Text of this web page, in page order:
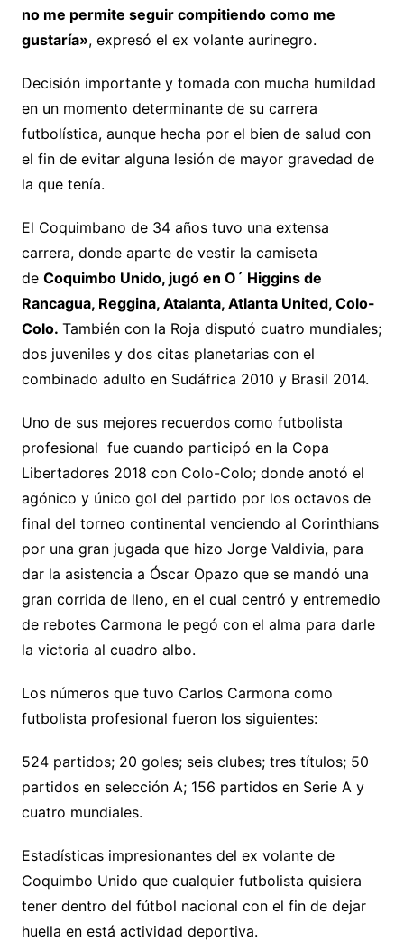
no me permite seguir compitiendo como me
gustaría», expresó el ex volante aurinegro.
Decisión importante y tomada con mucha humildad
en un momento determinante de su carrera
futbolística, aunque hecha por el bien de salud con
el fin de evitar alguna lesión de mayor gravedad de
la que tenía.
El Coquimbano de 34 años tuvo una extensa
carrera, donde aparte de vestir la camiseta
de Coquimbo Unido, jugó en O´ Higgins de
Rancagua, Reggina, Atalanta, Atlanta United, Colo-
Colo. También con la Roja disputó cuatro mundiales;
dos juveniles y dos citas planetarias con el
combinado adulto en Sudáfrica 2010 y Brasil 2014.
Uno de sus mejores recuerdos como futbolista
profesional fue cuando participó en la Copa
Libertadores 2018 con Colo-Colo; donde anotó el
agónico y único gol del partido por los octavos de
final del torneo continental venciendo al Corinthians
por una gran jugada que hizo Jorge Valdivia, para
dar la asistencia a Óscar Opazo que se mandó una
gran corrida de lleno, en el cual centró y entremedio
de rebotes Carmona le pegó con el alma para darle
la victoria al cuadro albo.
Los números que tuvo Carlos Carmona como
futbolista profesional fueron los siguientes:
524 partidos; 20 goles; seis clubes; tres títulos; 50
partidos en selección A; 156 partidos en Serie A y
cuatro mundiales.
Estadísticas impresionantes del ex volante de
Coquimbo Unido que cualquier futbolista quisiera
tener dentro del fútbol nacional con el fin de dejar
huella en está actividad deportiva.